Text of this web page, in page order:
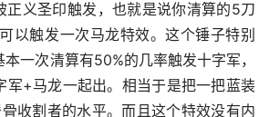
正义圣印触发，也就是说你清算的5刀
以触发一次马龙特效。这个锤子特别
一次清算有50%的几率触发十字军，
军+马龙一起出。相当于是把一把蓝装
收割者的水平。而且这个特效没有内